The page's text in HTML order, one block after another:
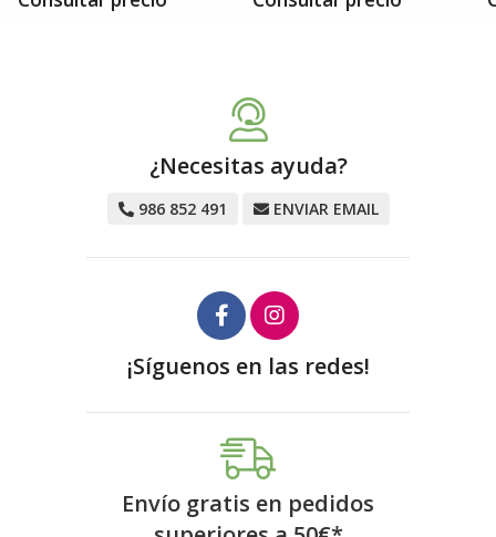
¿Necesitas ayuda?
986 852 491 ENVIAR EMAIL
¡Síguenos en las redes!
Envío gratis en pedidos